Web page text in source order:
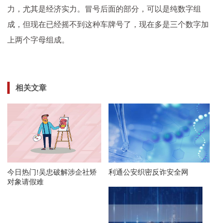
力，尤其是经济实力。冒号后面的部分，可以是纯数字组
成，但现在已经摇不到这种车牌号了，现在多是三个数字加
上两个字母组成。
相关文章
今日热门!吴忠破解涉企社矫
对象请假难
利通公安织密反诈安全网